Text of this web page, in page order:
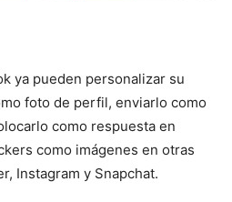
ya pueden personalizar su
foto de perfil, enviarlo como
como respuesta en
como imágenes en otras
Instagram y Snapchat.